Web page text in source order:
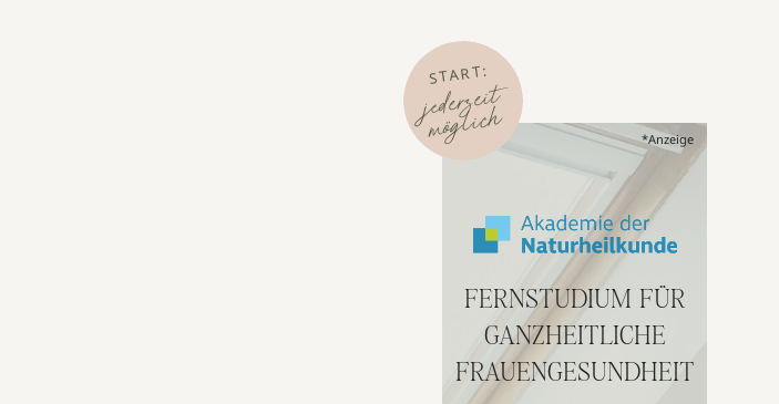
*Anzeige
FERNSTUDIUM FÜR
GANZHEITLICHE
FRAUENGESUNDHEIT
START:
jederzeit
möglich